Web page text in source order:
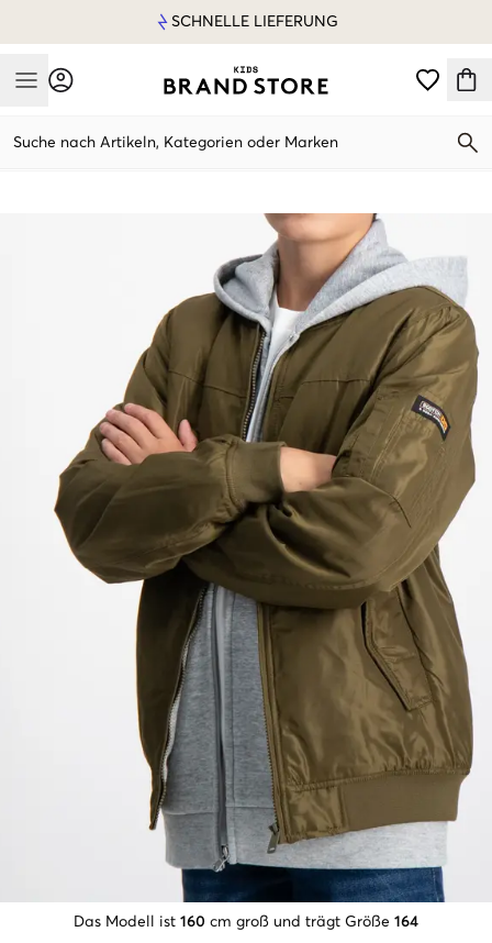
SCHNELLE LIEFERUNG
Mobile Menu
Suche nach Artikeln, Kategorien oder Marken
Das Modell ist 160 cm groß und trägt Größe 164